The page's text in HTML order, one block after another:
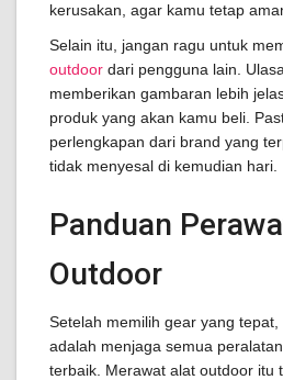
kerusakan, agar kamu tetap
Selain itu, jangan ragu untuk
outdoor dari pengguna lain.
memberikan gambaran lebih
produk yang akan kamu beli.
perlengkapan dari brand yang
tidak menyesal di kemudian hari.
Panduan
Outdoor
Setelah memilih gear yang
adalah menjaga semua
terbaik. Merawat alat outdoor itu